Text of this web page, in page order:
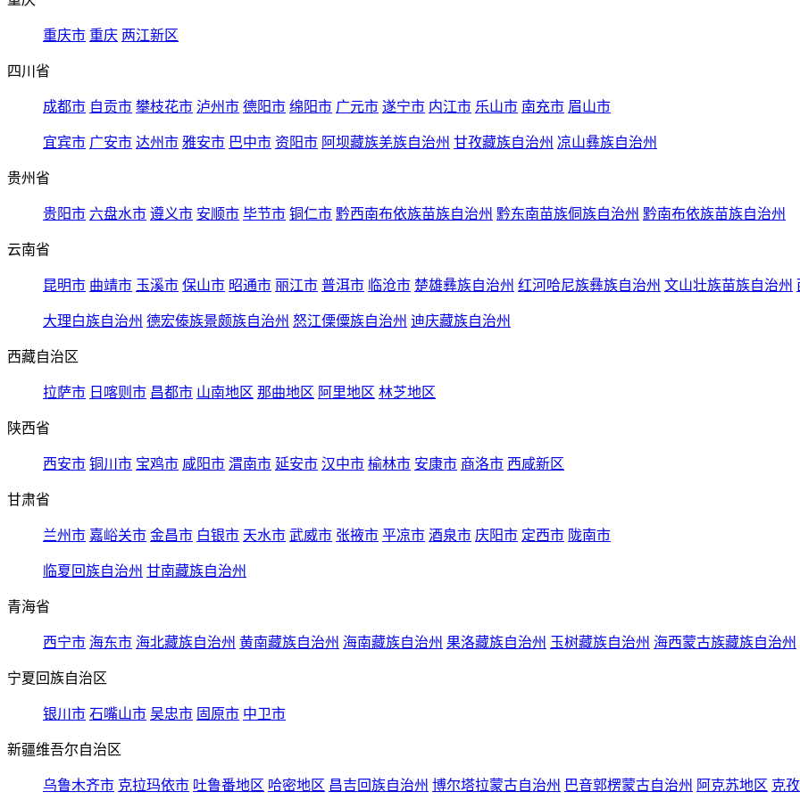
重庆市 重庆 两江新区
四川省
成都市 自贡市 攀枝花市 泸州市 德阳市 绵阳市 广元市 遂宁市 内江市 乐山市 南充市 眉山市
宜宾市 广安市 达州市 雅安市 巴中市 资阳市 阿坝藏族羌族自治州 甘孜藏族自治州 凉山彝族自治州
贵州省
贵阳市 六盘水市 遵义市 安顺市 毕节市 铜仁市 黔西南布依族苗族自治州 黔东南苗族侗族自治州 黔南布依族苗族自治州
云南省
昆明市 曲靖市 玉溪市 保山市 昭通市 丽江市 普洱市 临沧市 楚雄彝族自治州 红河哈尼族彝族自治州 文山壮族苗族自治州
大理白族自治州 德宏傣族景颇族自治州 怒江傈僳族自治州 迪庆藏族自治州
西藏自治区
拉萨市 日喀则市 昌都市 山南地区 那曲地区 阿里地区 林芝地区
陕西省
西安市 铜川市 宝鸡市 咸阳市 渭南市 延安市 汉中市 榆林市 安康市 商洛市 西咸新区
甘肃省
兰州市 嘉峪关市 金昌市 白银市 天水市 武威市 张掖市 平凉市 酒泉市 庆阳市 定西市 陇南市
临夏回族自治州 甘南藏族自治州
青海省
西宁市 海东市 海北藏族自治州 黄南藏族自治州 海南藏族自治州 果洛藏族自治州 玉树藏族自治州 海西蒙古族藏族自治州
宁夏回族自治区
银川市 石嘴山市 吴忠市 固原市 中卫市
新疆维吾尔自治区
乌鲁木齐市 克拉玛依市 吐鲁番地区 哈密地区 昌吉回族自治州 博尔塔拉蒙古自治州 巴音郭楞蒙古自治州 阿克苏地区 克